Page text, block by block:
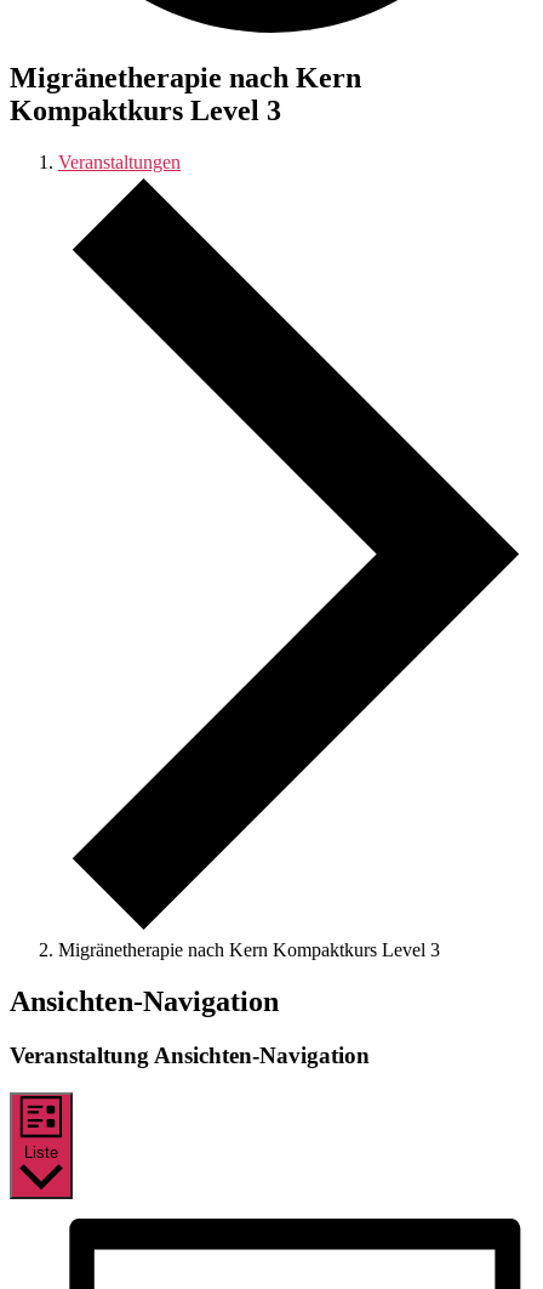
Migränetherapie nach Kern
Kompaktkurs Level 3
Veranstaltungen
Migränetherapie nach Kern Kompaktkurs Level 3
Veranstaltungen
Ansichten-Navigation
Veranstaltung Ansichten-Navigation
Liste